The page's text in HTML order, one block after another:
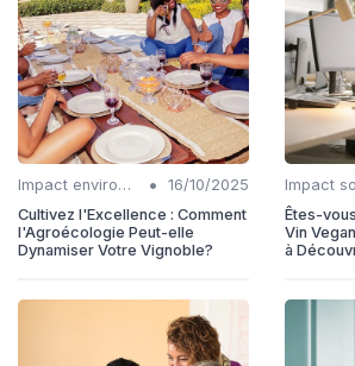
Impact environnemental •
16/10/2025
Cultivez l'Excellence : Comment
l'Agroécologie Peut-elle
Dynamiser Votre Vignoble?
Impact
Êtes-
Vin
à